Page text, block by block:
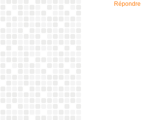
Répondre